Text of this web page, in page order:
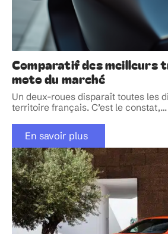
Comparatif des meilleurs
moto du marché
Un deux-roues disparaît toutes les
territoire français. C’est le constat,…
En savoir plus